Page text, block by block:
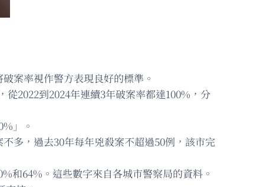
案率視作警方表現良好的標準。
2022到2024年連續3年破案率都達100%，分
」。
多，過去30年每年兇殺案不超過50例，該市完
和64%。這些數字來自各城市警察局的資料。